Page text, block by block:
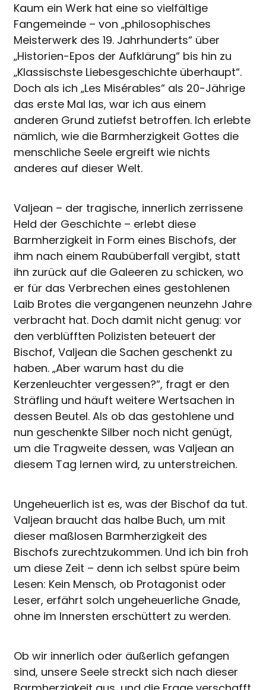
Kaum ein Werk hat eine so vielfältige
Fangemeinde – von „philosophisches
Meisterwerk des 19. Jahrhunderts“ über
„Historien-Epos der Aufklärung“ bis hin zu
„Klassischste Liebesgeschichte überhaupt“.
Doch als ich „Les Misérables“ als 20-Jährige
das erste Mal las, war ich aus einem
anderen Grund zutiefst betroffen. Ich erlebte
nämlich, wie die Barmherzigkeit Gottes die
menschliche Seele ergreift wie nichts
anderes auf dieser Welt.
Valjean – der tragische, innerlich zerrissene
Held der Geschichte – erlebt diese
Barmherzigkeit in Form eines Bischofs, der
ihm nach einem Raubüberfall vergibt, statt
ihn zurück auf die Galeeren zu schicken, wo
er für das Verbrechen eines gestohlenen
Laib Brotes die vergangenen neunzehn Jahre
verbracht hat. Doch damit nicht genug: vor
den verblüfften Polizisten beteuert der
Bischof, Valjean die Sachen geschenkt zu
haben. „Aber warum hast du die
Kerzenleuchter vergessen?“, fragt er den
Sträfling und häuft weitere Wertsachen in
dessen Beutel. Als ob das gestohlene und
nun geschenkte Silber noch nicht genügt,
um die Tragweite dessen, was Valjean an
diesem Tag lernen wird, zu unterstreichen.
Ungeheuerlich ist es, was der Bischof da tut.
Valjean braucht das halbe Buch, um mit
dieser maßlosen Barmherzigkeit des
Bischofs zurechtzukommen. Und ich bin froh
um diese Zeit – denn ich selbst spüre beim
Lesen: Kein Mensch, ob Protagonist oder
Leser, erfährt solch ungeheuerliche Gnade,
ohne im Innersten erschüttert zu werden.
Ob wir innerlich oder äußerlich gefangen
sind, unsere Seele streckt sich nach dieser